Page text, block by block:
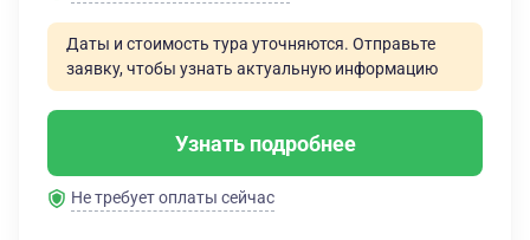
Даты и стоимость тура уточняются. Отправьте
заявку, чтобы узнать актуальную информацию
Узнать подробнее
Не требует оплаты сейчас